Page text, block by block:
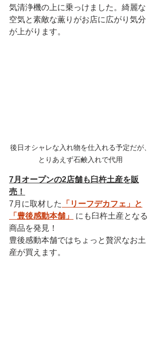
気清浄機の上に乗っけました。綺麗な
空気と素敵な薫りがお店に広がり気分
が上がります。
後日オシャレな入れ物を仕入れる予定だが、
とりあえず石鹸入れで代用
7月オープンの2店舗も臼杵土産を販
売！
7月に取材した
「リーフデカフェ」 と
「豊後感動本舗」
にも臼杵土産となる
商品を発見！
豊後感動本舗ではちょっと贅沢なお土
産が買えます。